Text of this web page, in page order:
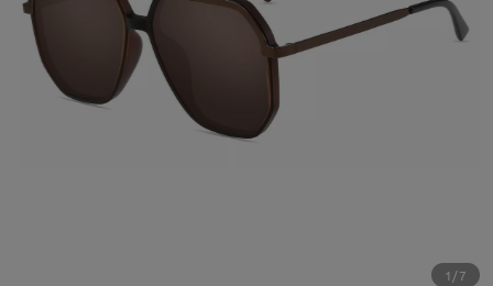
1/7